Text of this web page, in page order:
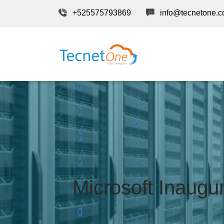
+525575793869
Microsoft